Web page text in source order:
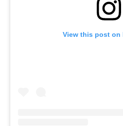
View this post on